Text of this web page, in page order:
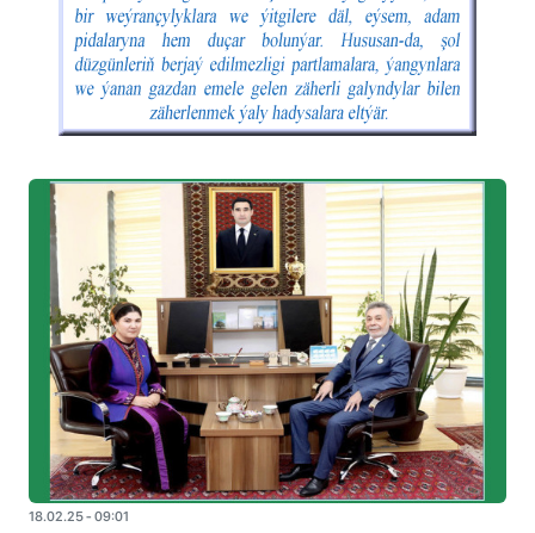
18.02.25 - 09:01